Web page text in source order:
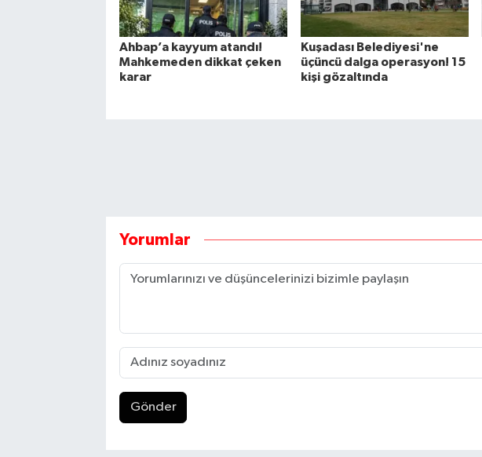
Ahbap’a kayyum atandı!
Mahkemeden dikkat çeken
karar
Kuşadası Belediyesi'ne
üçüncü dalga operasyon! 15
kişi gözaltında
Yorumlar
Gönder